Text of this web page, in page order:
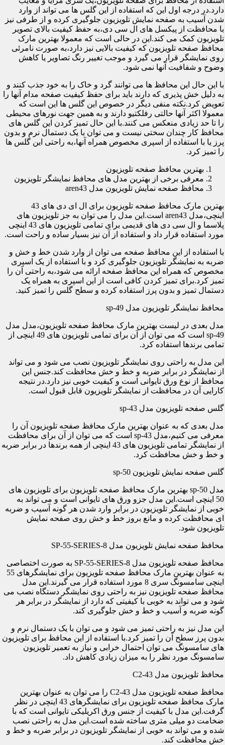
دارد.در درجه اول این که استفاده از این گلس ها می تواند از وارد
شدن آسیب به صفحه نمایش تلویزیون جلوگیری کرده و از طرفی نیز
با محافظت از پیکسل های ال سی دی،به حفظ کیفیت بالای تصویر
تلویزیون کمک می کند.این در حالی است که معمولا بهترین مارک
محافظ صفحه تلویزیون که کیفیت بالایی نیز دارد،به صورت نامرئی
روی نمایشگر قرار می گیرد و موجب تغییر رنگ تصاویر یا کاهش
وضوح و شفافیت آنها نمی شود.
با این حال این محافظ ها می توانند گرد و خاک را به خود جذب کنند و
به دلیل خش پذیری که دارند باید برای حفظ کیفیت صفحه مدام آنها را
تعویض کرد.نکته منفی دیگر در خصوص این گلس ها این است که
معمولا اکثر آنها حالتی رفلکتیو دارند و به همین جهت نورهای محیطی
را تا حد زیادی منعکس می کنند.با این حال تمیز کردن این گلس های
محافظ کار چندان سختی نیست و می توان با یک دستمال نرم و بدون
پرز یا با استفاده از اسپری مخصوص همراه آنها،به راحتی این گلس ها
را تمیز کرد.
بهترین محافظ صفحه تلویزیون
معرفی برخی از بهترین مدل های محافظ نمایشگر تلویزیون
محافظ صفحه نمایش تلویزیون مدل aren43
بهترین مارک محافظ صفحه تلویزیون برای ال ای دی های 43
اینچی،مدل aren43 است.این مدل را می توان به جز تلویزیون های
پلاسما و ال سی دی های قدیمی برای تمامی تلویزیون های 43 اینچی
مورد استفاده قرار داد و استفاده از آن نیز بسیار ساده و راحت است.
با استفاده از این محافظ صفحه می توان از وارد شدن خط و خش و
ضربه به نمایشگر تلویزیون جلوگیری کرد و با استفاده از یک اسپری
مخصوص که همراه این محافظ صفحه ارائه می شود،به راحتی آن را
تمیز کرد.برای تمیز کردن کافی است از این اسپری به همراه یک
دستمال تمیز و بدون پرز استفاده کرده و سطح گلس را تمیز کنید.
محافظ نمایشگر تلویزیون مدل sp-49
مدل بعدی در لیست بهترین مارک محافظ صفحه تلویزیون،مدل مدل
sp-49 است که می توان از آن برای تمامی تلویزیون های 49 اینچی از
تمامی برندها استفاده کرد.
این مدل به راحتی روی نمایشگر تلویزیون نصب می شود و می تواند
از نمایشگر در برابر ضربه و خط و خش محافظت کند.جنس این
محافظ از نوع ورق تایوانی است و کیفیت خوبی نیز دارد.در نتیجه
کارایی آن در محافظت از نمایشگر تلویزیون قابل قبول است.
گلس صفحه تلویزیون مدل sp-43
مدل بعدی که به عنوان بهترین مارک محافظ صفحه تلویزیون آن را
معرفی می کنیم،مدل sp-43 است که می توان از آن برای محافظت
از نمایشگر تمامی تلویزیون های 43 اینچی از همه برندها در برابر ضربه
و خط و خش محافظت کرد.
گلس صفحه نمایش تلویزیون sp-50
مدل sp-50 بهترین مارک محافظ صفحه تلویزیون برای تلویزیون های
50 اینچی است.این مدل جزو ورق های تایوانی است و می تواند به
خوبی از نمایشگر تلویزیون در برابر وارد شدن هر گونه آسیب و ضربه
ای محافظت کرده و مانع بروز خط و خش روی صفحه نمایش
تلویزیون شود.
محافظ صفحه نمایش تلویزیون مدل SP-55-SERIES-8
محافظ صفحه تلویزیون مدل SP-55-SERIES-8 به صورت اختصاصی
به عنوان بهترین مارک محافظ صفحه تلویزیون برای نمایشگرهای 55
اینچی سامسونگ سری 8 مورد استفاده قرار می گیرند.این مدل
محافظ صفحه تلویزیون نیز به راحتی روی نمایشگر دستگاه نصب می
شود و می تواند به خوبی با کیفیتی که دارد از نمایشگر در برابر هر
گونه ضربه و آسیب و خط و خش جلوگیری کند.
این مدل نیز به راحتی تمیز می شود و می توان با یک دستمال نرم و
بدون پرز سطح آن را تمیز کرد.با استفاده از این محافظ برای تلویزیون
های سامسونگ می توان احتمال خرابی و نیاز به تعمیر تلویزیون
سامسونگ مورد نظر را به میزان زیادی کاهش داد.
محافظ تلویزیون مدل C2-43
محافظ صفحه تلویزیون مدل C2-43 را می توان به عنوان بهترین
مارک محافظ صفحه تلویزیون برای نمایشگرهای 43 اینچی در نظر
گرفت.این مدل با کیفیت از جنس ورق اکریلیکی تایوانی است که با
ضخامت دو میلی متری ساخته شده است.این مدل به راحتی نصب
شده و می تواند به خوبی از نمایشگر تلویزیون در برابر ضربه و خط و
خش محافظت کند.